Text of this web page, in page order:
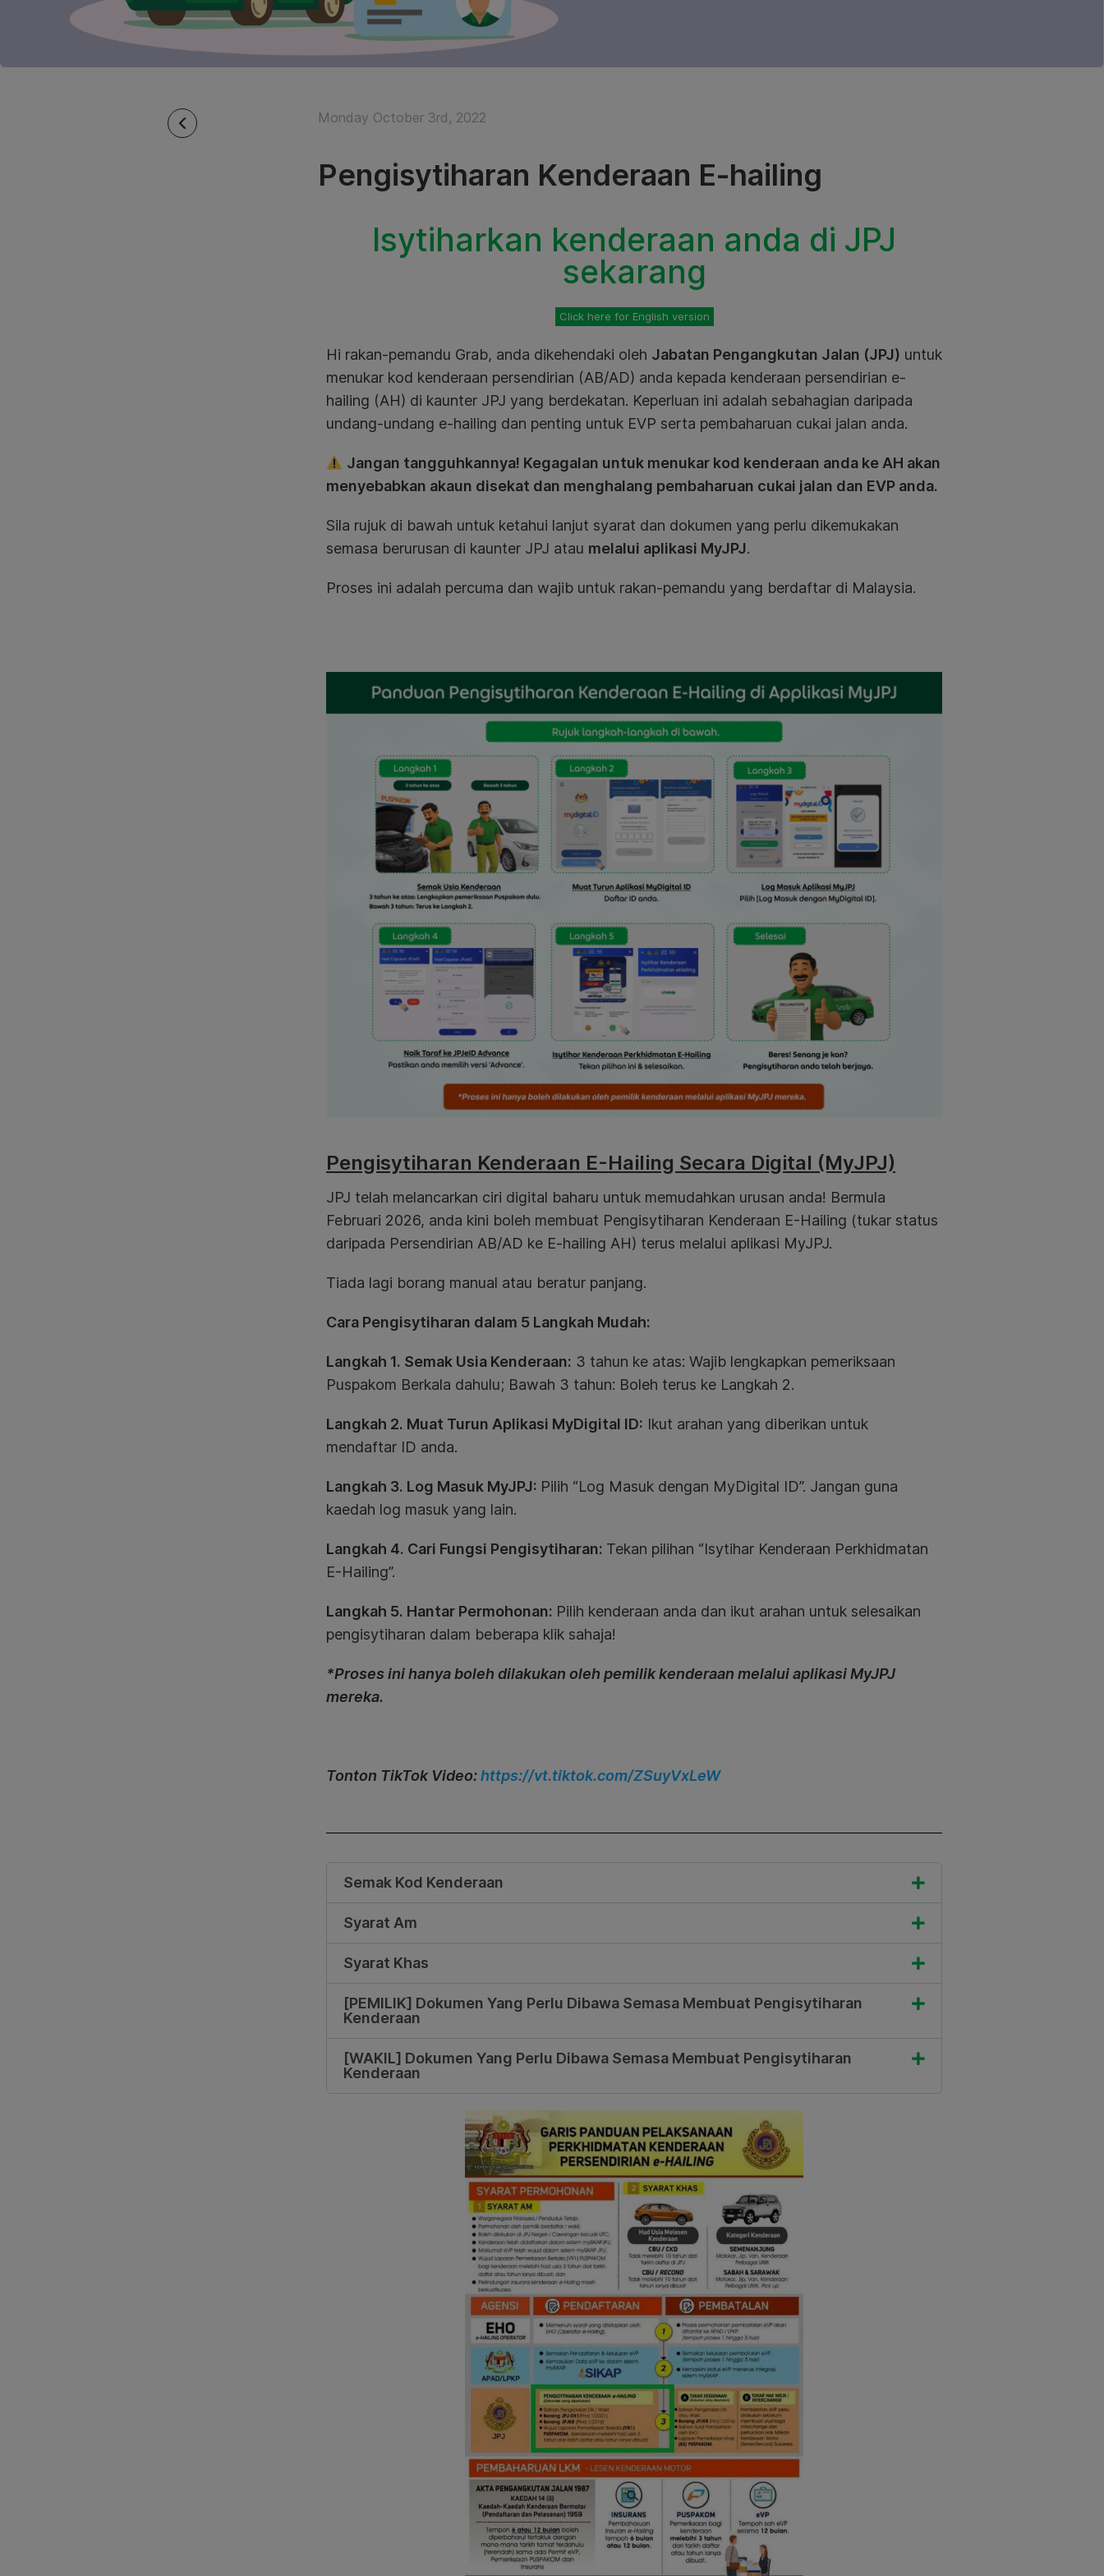
Monday October 3rd, 2022
Pengisytiharan Kenderaan E-hailing
Isytiharkan kenderaan anda di JPJ
sekarang
Click here for English version
Hi rakan-pemandu Grab, anda dikehendaki oleh Jabatan Pengangkutan Jalan (JPJ) untuk
menukar kod kenderaan persendirian (AB/AD) anda kepada kenderaan persendirian e-
hailing (AH) di kaunter JPJ yang berdekatan. Keperluan ini adalah sebahagian daripada
undang-undang e-hailing dan penting untuk EVP serta pembaharuan cukai jalan anda.
Jangan tangguhkannya! Kegagalan untuk menukar kod kenderaan anda ke AH akan
menyebabkan akaun disekat dan menghalang pembaharuan cukai jalan dan EVP anda.
Sila rujuk di bawah untuk ketahui lanjut syarat dan dokumen yang perlu dikemukakan
semasa berurusan di kaunter JPJ atau melalui aplikasi MyJPJ.
Proses ini adalah percuma dan wajib untuk rakan-pemandu yang berdaftar di Malaysia.
Pengisytiharan Kenderaan E-Hailing Secara Digital (MyJPJ)
JPJ telah melancarkan ciri digital baharu untuk memudahkan urusan anda! Bermula
Februari 2026, anda kini boleh membuat Pengisytiharan Kenderaan E-Hailing (tukar status
daripada Persendirian AB/AD ke E-hailing AH) terus melalui aplikasi MyJPJ.
Tiada lagi borang manual atau beratur panjang.
Cara Pengisytiharan dalam 5 Langkah Mudah:
Langkah 1. Semak Usia Kenderaan: 3 tahun ke atas: Wajib lengkapkan pemeriksaan
Puspakom Berkala dahulu; Bawah 3 tahun: Boleh terus ke Langkah 2.
Langkah 2. Muat Turun Aplikasi MyDigital ID: Ikut arahan yang diberikan untuk
mendaftar ID anda.
Langkah 3. Log Masuk MyJPJ: Pilih “Log Masuk dengan MyDigital ID”. Jangan guna
kaedah log masuk yang lain.
Langkah 4. Cari Fungsi Pengisytiharan: Tekan pilihan “Isytihar Kenderaan Perkhidmatan
E-Hailing”.
Langkah 5. Hantar Permohonan: Pilih kenderaan anda dan ikut arahan untuk selesaikan
pengisytiharan dalam beberapa klik sahaja!
*Proses ini hanya boleh dilakukan oleh pemilik kenderaan melalui aplikasi MyJPJ
mereka.
Tonton TikTok Video:https://vt.tiktok.com/ZSuyVxLeW
Semak Kod Kenderaan
Syarat Am
Syarat Khas
[PEMILIK] Dokumen Yang Perlu Dibawa Semasa Membuat Pengisytiharan
Kenderaan
[WAKIL] Dokumen Yang Perlu Dibawa Semasa Membuat Pengisytiharan
Kenderaan